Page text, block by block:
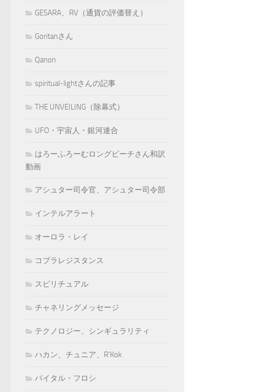
GESARA、RV（通貨の評価替え）
Goritanさん
Qanon
spiritual-lightさんの記事
THE UNVEILING（除幕式）
UFO・宇宙人・銀河連合
はろーふろーむロングビーチさん和訳
動画
アシュター司令官、アシュター司令部
インテルアラート
オーロラ・レイ
コブラレジスタンス
スピリチュアル
チャネリングメッセージ
テクノロジー、シンギュラリティ
ハカン、チュニア、R'Kok
バイタル・フロシ